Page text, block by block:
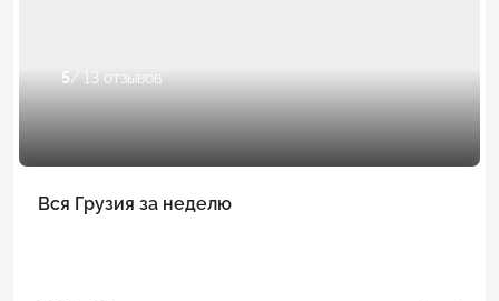
5/ 13 отзывов
Вся Грузия за неделю